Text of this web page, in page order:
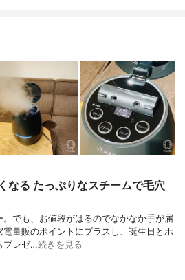
なる たっぷりなスチームで毛穴
でも、お値段がはるのでなかなか手が届
量販のポイントにプラスし、誕生日とホ
プレゼ…続きを見る